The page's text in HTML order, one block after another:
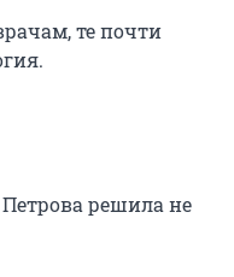
те почти
решила не